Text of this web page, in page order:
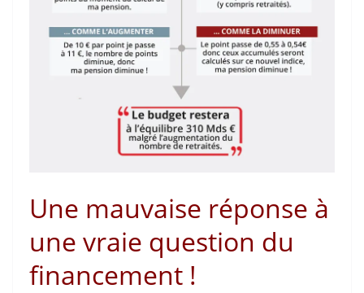
Une mauvaise réponse à
une vraie question du
financement !